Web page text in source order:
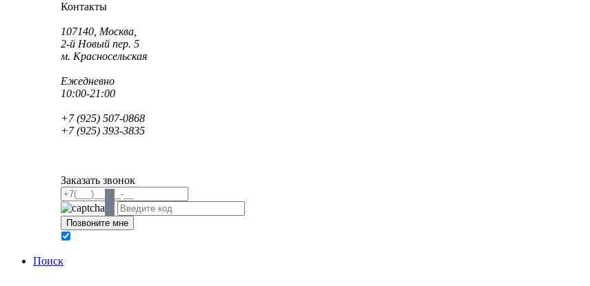
Контакты
107140, Москва,
2-й Новый пер. 5
м. Красносельская
Ежедневно
10:00-21:00
+7 (925) 507-0868
+7 (925) 393-3835
Заказать звонок
Поиск